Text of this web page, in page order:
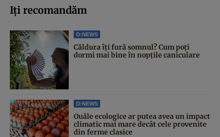
Iți recomandăm
D:NEWS
Căldura îți fură somnul? Cum poți
dormi mai bine în nopțile caniculare
D:NEWS
Ouăle ecologice ar putea avea un impact
climatic mai mare decât cele provenite
din ferme clasice